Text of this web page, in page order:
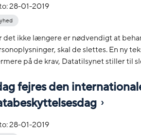
28-01-2019
det ikke længere er nødvendigt at
skal de slettes. En ny
på de krav, Datatilsynet stiller til
fejres den
28-01-2019